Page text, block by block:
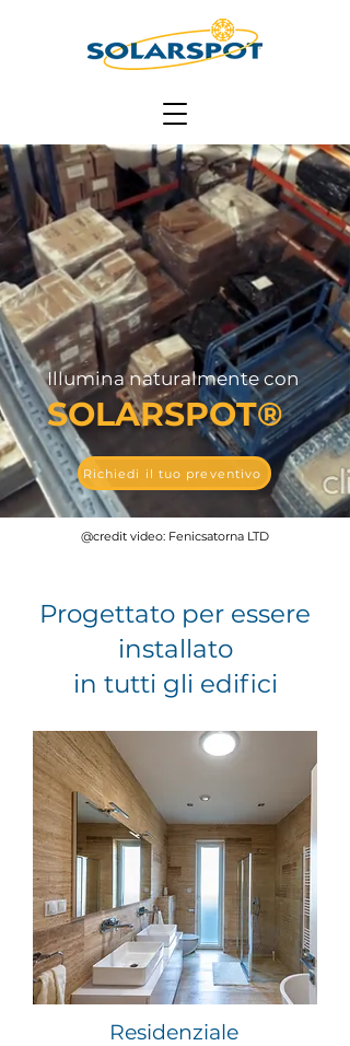
Illumina naturalmente con
SOLARSPOT®
Richiedi il tuo preventivo
@credit video: Fenicsatorna LTD
Progettato per essere
installato
in tutti gli edifici
Residenziale